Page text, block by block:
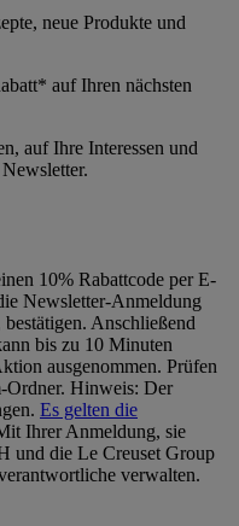
neue Produkte und
auf Ihren nächsten
auf Ihre Interessen und
10% Rabattcode per E-
Newsletter-Anmeldung
Anschließend
bis zu 10 Minuten
ausgenommen. Prüfen
Ordner. Hinweis: Der
Es gelten die
Ihrer Anmeldung, sie
und die Le Creuset Group
verwalten.